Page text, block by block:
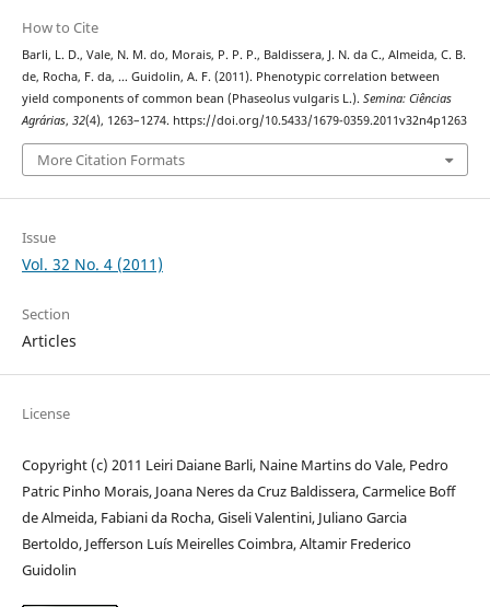
How to Cite
Barli, L. D., Vale, N. M. do, Morais, P. P. P., Baldissera, J. N. da C., Almeida, C. B.
de, Rocha, F. da, … Guidolin, A. F. (2011). Phenotypic correlation between
yield components of common bean (Phaseolus vulgaris L.). Semina: Ciências
Agrárias, 32(4), 1263–1274. https://doi.org/10.5433/1679-0359.2011v32n4p1263
More Citation Formats
Issue
Vol. 32 No. 4 (2011)
Section
Articles
License
Copyright (c) 2011 Leiri Daiane Barli, Naine Martins do Vale, Pedro
Patric Pinho Morais, Joana Neres da Cruz Baldissera, Carmelice Boff
de Almeida, Fabiani da Rocha, Giseli Valentini, Juliano Garcia
Bertoldo, Jefferson Luís Meirelles Coimbra, Altamir Frederico
Guidolin